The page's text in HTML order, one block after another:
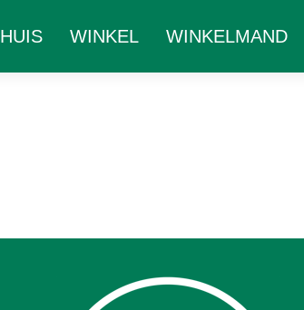
HUIS WINKEL WINKELMAND